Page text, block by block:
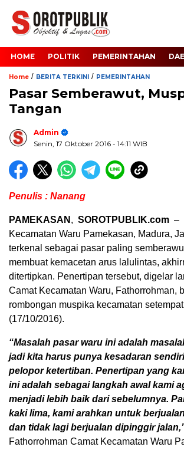
HOME POLITIK PEMERINTAHAN
Home / BERITA TERKINI / PEMERINTAHAN
Pasar Semberawut,
Tangan
Admin
Senin, 17 Oktober 2016 - 14:11 WIB
Penulis : Nanang
PAMEKASAN , SOROTPUBLIK.com –
Kecamatan Waru Pamekasan, Madura,
terkenal sebagai pasar paling
membuat kemacetan arus lalulintas,
ditertipkan. Penertipan tersebut, digelar
Camat Kecamatan Waru, Fathorrohman,
rombongan muspika kecamatan
(17/10/2016).
“Masalah pasar waru ini adalah
jadi kita harus punya kesadaran
pelopor ketertiban. Penertipan yang
ini adalah sebagai langkah awal kami
menjadi lebih baik dari sebelumnya.
kaki lima, kami arahkan untuk
dan tidak lagi berjualan dipinggir
Fathorrohman Camat Kecamatan Waru